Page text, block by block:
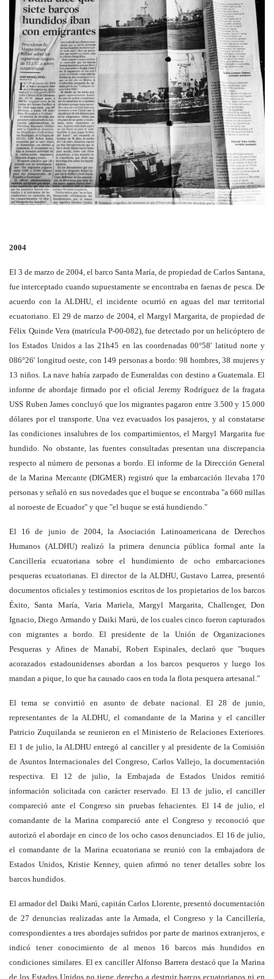
2004
El 3 de marzo de 2004, el barco Santa María, de propiedad de Carlos Santana,
fue interceptado cuando supuestamente se encontraba en faenas de pesca. De
acuerdo con la ALDHU, el incidente ocurrió en aguas del mar territorial
ecuatoriano. El 29 de marzo de 2004, el Margyl Margarita, de propiedad de
Félix Quinde Vera (matrícula P-00-082), fue detectado por un helicóptero de
los Estados Unidos a las 21h45 en las coordenadas 00°58' latitud norte y
086°26' longitud oeste, con 149 personas a bordo: 98 hombres, 38 mujeres y
13 niños. La nave había zarpado de Esmeraldas con destino a Guatemala. El
informe de abordaje firmado por el oficial Jeremy Rodríguez de la fragata
USS Ruben James concluyó que los migrantes pagaron entre 3.500 y 15.000
dólares por el transporte. Una vez evacuados los pasajeros, y al constatarse
las condiciones insalubres de los compartimientos, el Margyl Margarita fue
hundido. No obstante, las fuentes consultadas presentan una discrepancia
respecto al número de personas a bordo. El informe de la Dirección General
de la Marina Mercante (DIGMER) registró que la embarcación llevaba 170
personas y señaló en sus novedades que el buque se encontraba "a 660 millas
al noroeste de Ecuador" y que "el buque se está hundiendo."
El 16 de junio de 2004, la Asociación Latinoamericana de Derechos
Humanos (ALDHU) realizó la primera denuncia pública formal ante la
Cancillería ecuatoriana sobre el hundimiento de ocho embarcaciones
pesqueras ecuatorianas. El director de la ALDHU, Gustavo Larrea, presentó
documentos oficiales y testimonios escritos de los propietarios de los barcos
Éxito, Santa María, Varia Mariela, Margyl Margarita, Challenger, Don
Ignacio, Diego Armando y Daiki Marú, de los cuales cinco fueron capturados
con migrantes a bordo. El presidente de la Unión de Organizaciones
Pesqueras y Afines de Manabí, Robert Espinales, declaró que "buques
acorazados estadounidenses abordan a los barcos pesqueros y luego los
mandan a pique, lo que ha causado caos en toda la flota pesquera artesanal."
El tema se convirtió en asunto de debate nacional. El 28 de junio,
representantes de la ALDHU, el comandante de la Marina y el canciller
Patricio Zuquilanda se reunieron en el Ministerio de Relaciones Exteriores.
El 1 de julio, la ALDHU entregó al canciller y al presidente de la Comisión
de Asuntos Internacionales del Congreso, Carlos Vallejo, la documentación
respectiva. El 12 de julio, la Embajada de Estados Unidos remitió
información solicitada con carácter reservado. El 13 de julio, el canciller
compareció ante el Congreso sin pruebas fehacientes. El 14 de julio, el
comandante de la Marina compareció ante el Congreso y reconoció que
autorizó el abordaje en cinco de los ocho casos denunciados. El 16 de julio,
el comandante de la Marina ecuatoriana se reunió con la embajadora de
Estados Unidos, Kristie Kenney, quien afirmó no tener detalles sobre los
barcos hundidos.
El armador del Daiki Marú, capitán Carlos Llorente, presentó documentación
de 27 denuncias realizadas ante la Armada, el Congreso y la Cancillería,
correspondientes a tres abordajes sufridos por parte de marinos extranjeros, e
indicó tener conocimiento de al menos 16 barcos más hundidos en
condiciones similares. El ex canciller Alfonso Barrera destacó que la Marina
de los Estados Unidos no tiene derecho a destruir barcos ecuatorianos ni en